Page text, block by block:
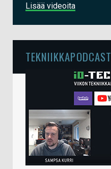
Lisää videoita
TEKNIIKKAPODCAST